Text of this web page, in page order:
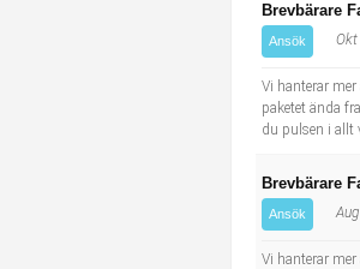
Naturvetenskapligt arbete
Sanering och renhållning
Taxiförare/Taxichaufför
Läkarsekreterare/Vårdadmin/
Informatör/Kommunikatör
Brevbärare
Ansök Okt
Vi hanterar
paketet ända
du pulsen i allt
Brevbärare
Ansök
Vi hanterar